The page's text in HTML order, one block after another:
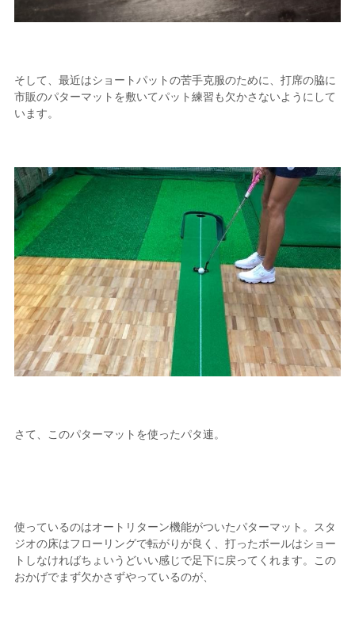
そして、最近はショートパットの苦手克服のために、打席の脇に
市販のパターマットを敷いてパット練習も欠かさないようにして
います。
さて、このパターマットを使ったパタ連。
使っているのはオートリターン機能がついたパターマット。スタ
ジオの床はフローリングで転がりが良く、打ったボールはショー
トしなければちょいうどいい感じで足下に戻ってくれます。この
おかげでまず欠かさずやっているのが、